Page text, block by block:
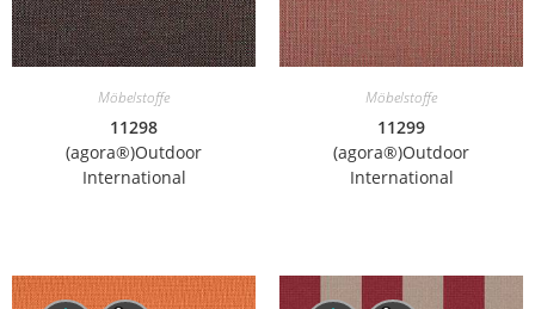
Möbelstoffe
11298
(agora®)Outdoor
International
Möbelstoffe
11299
(agora®)Outdoor
International